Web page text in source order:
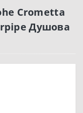
Crometta
Душова